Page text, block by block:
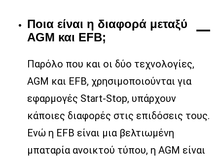
Ποια είναι η διαφορά μεταξύ
AGM και EFB;
Παρόλο που και οι δύο τεχνολογίες,
AGM και EFB, χρησιμοποιούνται για
εφαρμογές Start-Stop, υπάρχουν
κάποιες διαφορές στις επιδόσεις τους.
Ενώ η EFB είναι μια βελτιωμένη
μπαταρία ανοικτού τύπου, η AGM είναι